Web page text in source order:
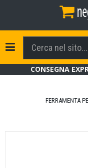
Toggle Navigation
CONSEGNA
FERRAMENTA